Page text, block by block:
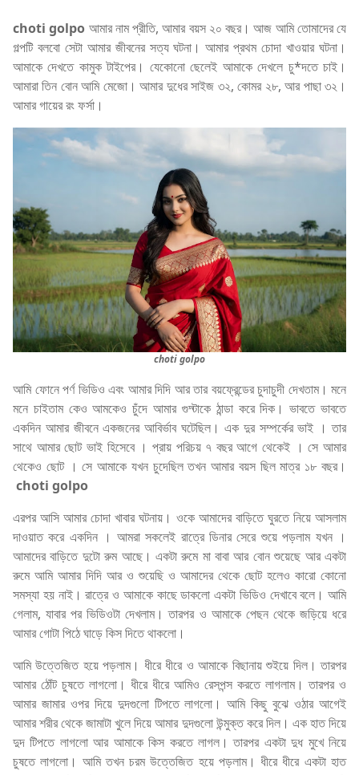
choti golpo আমার নাম প্রীতি, আমার বয়স ২০ বছর। আজ আমি তোমাদের যে
গল্পটি বলবো সেটা আমার জীবনের সত্য ঘটনা। আমার প্রথম চোদা খাওয়ার ঘটনা।
আমাকে দেখতে কামুক টাইপের। যেকোনো ছেলেই আমাকে দেখলে চু*দতে চাই।
আমারা তিন বোন আমি মেজো। আমার দুধের সাইজ ৩২, কোমর ২৮, আর পাছা ৩২।
আমার গায়ের রং ফর্সা।
choti golpo
আমি ফোনে পর্ণ ভিডিও এবং আমার দিদি আর তার বয়ফ্রেন্ডের চুদাচুদী দেখতাম। মনে
মনে চাইতাম কেও আমকেও চুঁদে আমার গুদ্টাকে ঠান্ডা করে দিক। ভাবতে ভাবতে
একদিন আমার জীবনে একজনের আবির্ভাব ঘটেছিল। এক দুর সম্পর্কের ভাই । তার
সাথে আমার ছোট ভাই হিসেবে । প্রায় পরিচয় ৭ বছর আগে থেকেই । সে আমার
থেকেও ছোট । সে আমাকে যখন চুদেছিল তখন আমার বয়স ছিল মাত্র ১৮ বছর।
choti golpo
এরপর আসি আমার চোদা খাবার ঘটনায়। ওকে আমাদের বাড়িতে ঘুরতে নিয়ে আসলাম
দাওয়াত করে একদিন । আমরা সকলেই রাত্রে ডিনার সেরে শুয়ে পড়লাম যখন ।
আমাদের বাড়িতে দুটো রুম আছে। একটা রুমে মা বাবা আর বোন শুয়েছে আর একটা
রুমে আমি আমার দিদি আর ও শুয়েছি ও আমাদের থেকে ছোট হলেও কারো কোনো
সমস্যা হয় নাই। রাত্রে ও আমাকে কাছে ডাকলো একটা ভিডিও দেখাবে বলে। আমি
গেলাম, যাবার পর ভিডিওটা দেখলাম। তারপর ও আমাকে পেছন থেকে জড়িয়ে ধরে
আমার গোটা পিঠে ঘাড়ে কিস দিতে থাকলো।
আমি উত্তেজিত হয়ে পড়লাম। ধীরে ধীরে ও আমাকে বিছানায় শুইয়ে দিল। তারপর
আমার ঠোঁট চুষতে লাগলো। ধীরে ধীরে আমিও রেসপন্স করতে লাগলাম। তারপর ও
আমার জামার ওপর দিয়ে দুদগুলো টিপতে লাগলো। আমি কিছু বুঝে ওঠার আগেই
আমার শরীর থেকে জামাটা খুলে দিয়ে আমার দুদগুলো উন্মুক্ত করে দিল। এক হাত দিয়ে
দুদ টিপতে লাগলো আর আমাকে কিস করতে লাগল। তারপর একটা দুধ মুখে নিয়ে
চুষতে লাগলো। আমি তখন চরম উত্তেজিত হয়ে পড়লাম। ধীরে ধীরে একটা হাত